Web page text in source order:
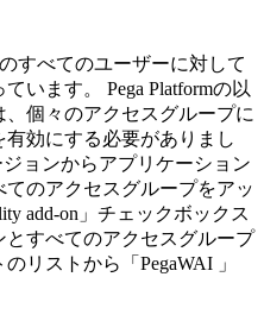
すべてのユーザーに対して
います。 Pega Platformの以
個々のアクセスグループに
効にする必要がありまし
ジョンからアプリケーション
のアクセスグループをアッ
add-on 」チェックボックス
すべてのアクセスグループ
リストから「 PegaWAI 」